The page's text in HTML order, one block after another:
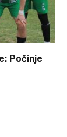
Počinje